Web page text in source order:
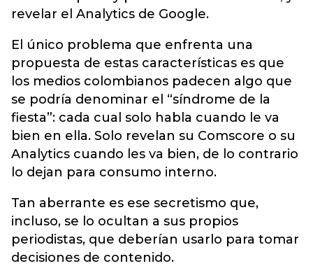
revelar el Analytics de Google.
El único problema que enfrenta una
propuesta de estas características es que
los medios colombianos padecen algo que
se podría denominar el “síndrome de la
fiesta”: cada cual solo habla cuando le va
bien en ella. Solo revelan su Comscore o su
Analytics cuando les va bien, de lo contrario
lo dejan para consumo interno.
Tan aberrante es ese secretismo que,
incluso, se lo ocultan a sus propios
periodistas, que deberían usarlo para tomar
decisiones de contenido.